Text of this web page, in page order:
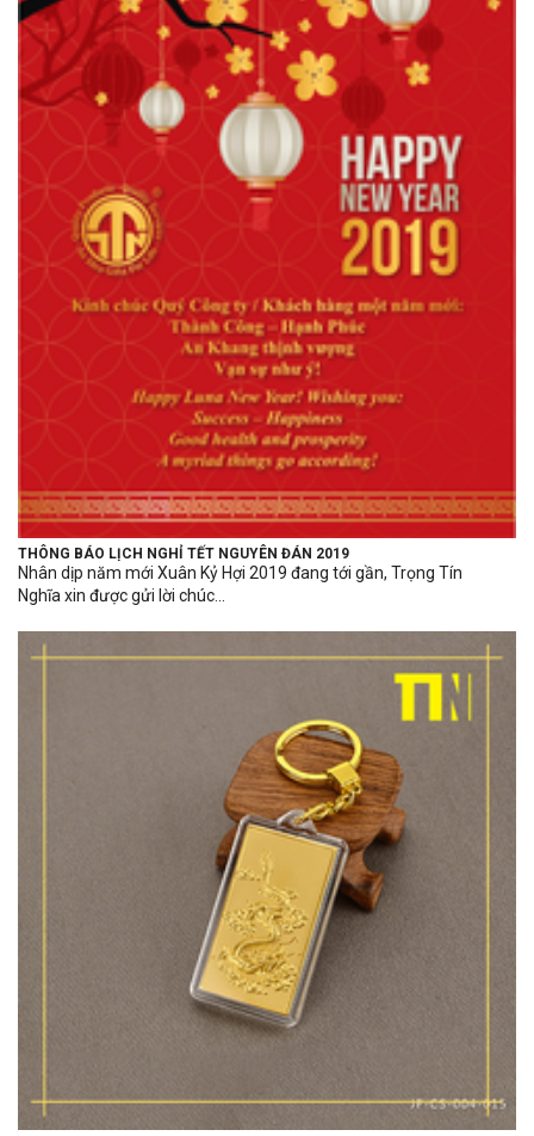
THÔNG BÁO LỊCH NGHỈ TẾT NGUYÊN ĐÁN 2019
Nhân dịp năm mới Xuân Kỷ Hợi 2019 đang tới gần, Trọng Tín
Nghĩa xin được gửi lời chúc...